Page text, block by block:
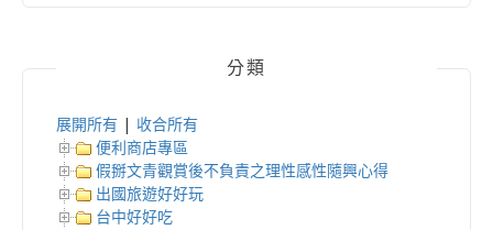
分類
展開所有
收合所有
便利商店專區
假掰文青觀賞後不負責之理性感性隨興心得
出國旅遊好好玩
台中好好吃